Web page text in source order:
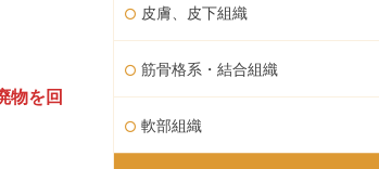
物を回
皮膚、皮下組織
筋骨格系・結合組織
軟部組織